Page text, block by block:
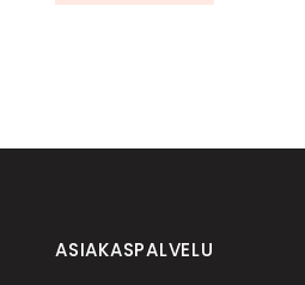
ASIAKASPALVELU